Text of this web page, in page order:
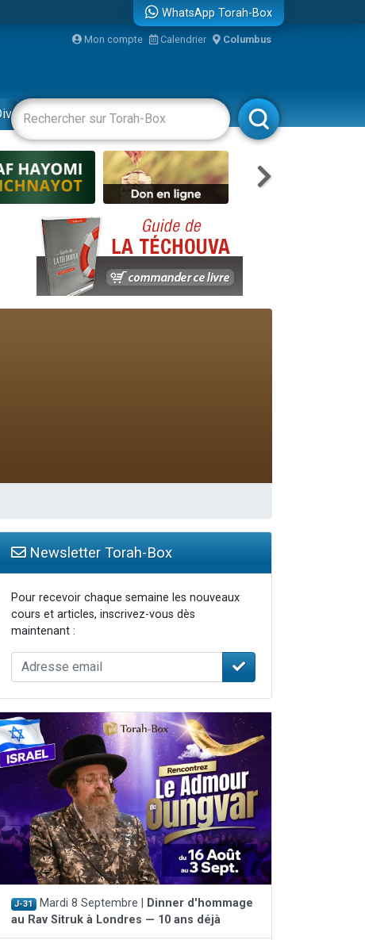
WhatsApp Torah-Box
Mon compte Calendrier Columbus
Livres Rabbanim
Newsletter Torah-Box
Pour recevoir chaque semaine les nouveaux
cours et articles, inscrivez-vous dès
maintenant :
J-31 Mardi 8 Septembre |
Dinner d'hommage
au Rav Sitruk à Londres — 10 ans déjà